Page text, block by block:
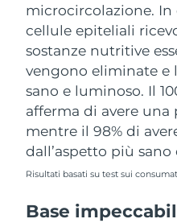
microcircolazione.
cellule epiteliali
sostanze nutritive
vengono eliminate e
sano e luminoso. Il
afferma di avere una
mentre il 98% di
dall’aspetto più
Risultati basati su test sui
Base